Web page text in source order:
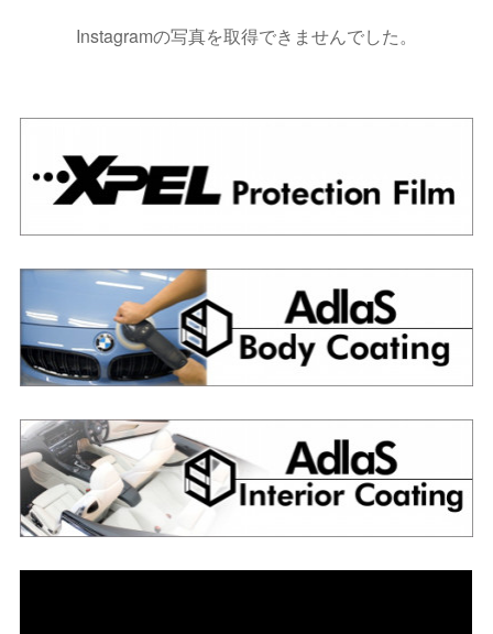
Instagramの写真を取得できませんでした。